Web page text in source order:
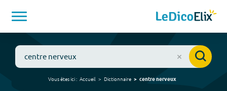
Vous êtes ici : Accueil Dictionnaire centre nerveux